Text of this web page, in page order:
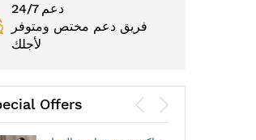
24/7 دعم
فريق دعم مختص ومتوفر
لأجلك
Offers